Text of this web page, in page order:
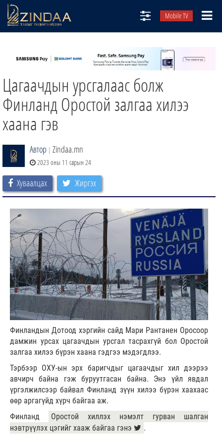
Mobile TV
ТВ8
ӨГЛӨӨНИЙ СОНИН
АУДИО ЗОХИОЛ
Цагаачдын урсгалаас болж
Финланд Оростой залгаа хилээ
хаана гэв
Автор | Zindaa.mn
2023 оны 11 сарын 24
Хуваалцах Жиргэх
Финландын Дотоод хэргийн сайд Мари Рантанен Оросоор
дамжин урсах цагаачдын урсгал тасрахгүй бол Оростой
залгаа хилээ бүрэн хаана гэдгээ мэдэгдлээ.
Тэрбээр ОХУ-ын эрх баригчдыг цагаачдыг хил дээрээ
авчирч байна гэж буруутгасан байна. Энэ үйл явдал
үргэлжилсээр байвал Финланд зүүн хилээ бүрэн хаахаас
өөр аргагүйд хүрч байгаа аж.
Финланд
Оростой хиллэх нэмэлт гурван шалган
нэвтрүүлэх цэгийг хааж байгаа гэнэ
.